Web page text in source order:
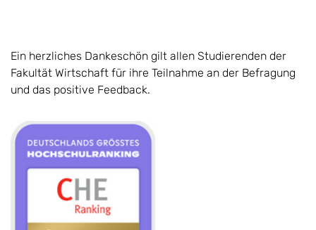
Ein herzliches Dankeschön gilt allen Studierenden der
Fakultät Wirtschaft für ihre Teilnahme an der Befragung
und das positive Feedback.